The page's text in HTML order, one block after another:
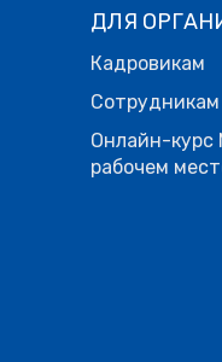
ДЛЯ
Кадровикам
Сотрудникам
Онлайн-курс
рабочем